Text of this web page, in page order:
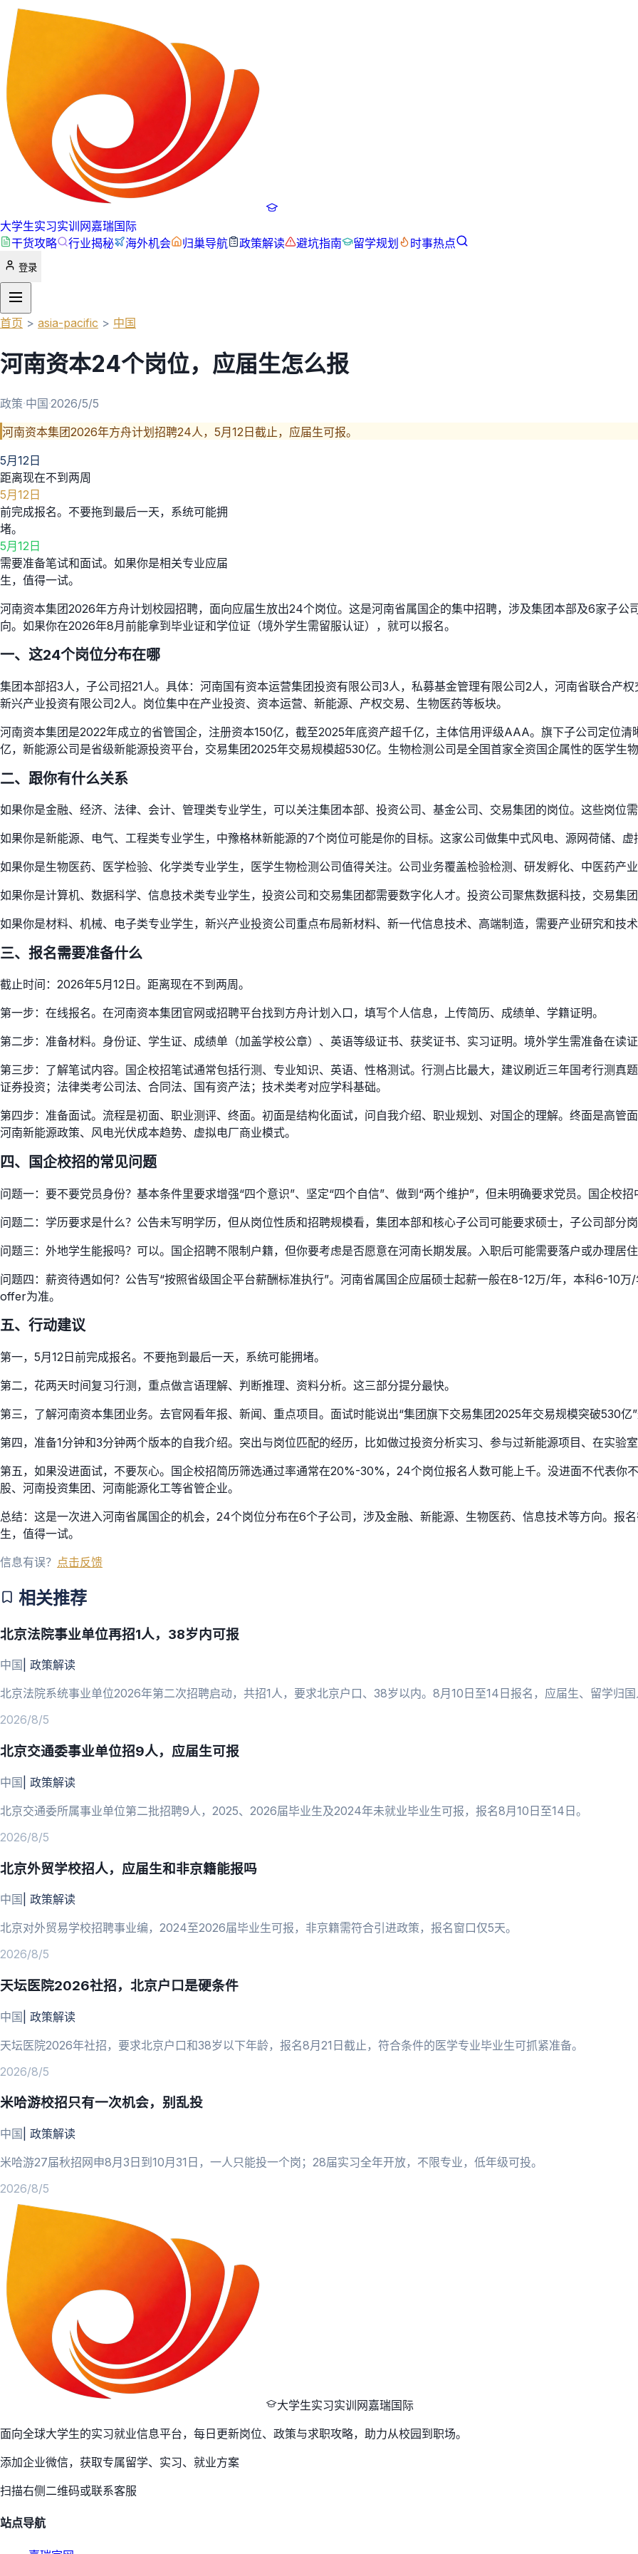
大学生实习实训网嘉瑞国际
干货攻略
行业揭秘 海外机会 归巢导航 政策解读 避坑指南 留学规划 时事热点
登录
首页 > asia-pacific > 中国
河南资本24个岗位，应届生怎么报
政策·中国·2026/5/5
河南资本集团2026年方舟计划招聘24人，5月12日截止，应届生可报。
5月12日
距离现在不到两周
5月12日
前完成报名。不要拖到最后一天，系统可能拥
堵。
5月12日
需要准备笔试和面试。如果你是相关专业应届
生，值得一试。
河南资本集团2026年方舟计划校园招聘，面向应届生放出24个岗位。这是河南省属国企的集中招聘，涉及集团本部及6家子公
向。如果你在2026年8月前能拿到毕业证和学位证（境外学生需留服认证），就可以报名。
一、这24个岗位分布在哪
集团本部招3人，子公司招21人。具体：河南国有资本运营集团投资有限公司3人，私募基金管理有限公司2人，河南省联合产
新兴产业投资有限公司2人。岗位集中在产业投资、资本运营、新能源、产权交易、生物医药等板块。
河南资本集团是2022年成立的省管国企，注册资本150亿，截至2025年底资产超千亿，主体信用评级AAA。旗下子公司定位
亿，新能源公司是省级新能源投资平台，交易集团2025年交易规模超530亿。生物检测公司是全国首家全资国企属性的医学生物
二、跟你有什么关系
如果你是金融、经济、法律、会计、管理类专业学生，可以关注集团本部、投资公司、基金公司、交易集团的岗位。这些岗位
如果你是新能源、电气、工程类专业学生，中豫格林新能源的7个岗位可能是你的目标。这家公司做集中式风电、源网荷储、虚
如果你是生物医药、医学检验、化学类专业学生，医学生物检测公司值得关注。公司业务覆盖检验检测、研发孵化、中医药产
如果你是计算机、数据科学、信息技术类专业学生，投资公司和交易集团都需要数字化人才。投资公司聚焦数据科技，交易集团
如果你是材料、机械、电子类专业学生，新兴产业投资公司重点布局新材料、新一代信息技术、高端制造，需要产业研究和技术
三、报名需要准备什么
截止时间：2026年5月12日。距离现在不到两周。
第一步：在线报名。在河南资本集团官网或招聘平台找到方舟计划入口，填写个人信息，上传简历、成绩单、学籍证明。
第二步：准备材料。身份证、学生证、成绩单（加盖学校公章）、英语等级证书、获奖证书、实习证明。境外学生需准备在读证
第三步：了解笔试内容。国企校招笔试通常包括行测、专业知识、英语、性格测试。行测占比最大，建议刷近三年国考行测真
证券投资；法律类考公司法、合同法、国有资产法；技术类考对应学科基础。
第四步：准备面试。流程是初面、职业测评、终面。初面是结构化面试，问自我介绍、职业规划、对国企的理解。终面是高管
河南新能源政策、风电光伏成本趋势、虚拟电厂商业模式。
四、国企校招的常见问题
问题一：要不要党员身份？基本条件里要求增强“四个意识”、坚定“四个自信”、做到“两个维护”，但未明确要求党员。国企校招
问题二：学历要求是什么？公告未写明学历，但从岗位性质和招聘规模看，集团本部和核心子公司可能要求硕士，子公司部分
问题三：外地学生能报吗？可以。国企招聘不限制户籍，但你要考虑是否愿意在河南长期发展。入职后可能需要落户或办理居住
问题四：薪资待遇如何？公告写“按照省级国企平台薪酬标准执行”。河南省属国企应届硕士起薪一般在8-12万/年，本科6-10
offer为准。
五、行动建议
第一，5月12日前完成报名。不要拖到最后一天，系统可能拥堵。
第二，花两天时间复习行测，重点做言语理解、判断推理、资料分析。这三部分提分最快。
第三，了解河南资本集团业务。去官网看年报、新闻、重点项目。面试时能说出“集团旗下交易集团2025年交易规模突破530亿”
第四，准备1分钟和3分钟两个版本的自我介绍。突出与岗位匹配的经历，比如做过投资分析实习、参与过新能源项目、在实验室
第五，如果没进面试，不要灰心。国企校招简历筛选通过率通常在20%-30%，24个岗位报名人数可能上千。没进面不代表你
股、河南投资集团、河南能源化工等省管企业。
总结：这是一次进入河南省属国企的机会，24个岗位分布在6个子公司，涉及金融、新能源、生物医药、信息技术等方向。报
生，值得一试。
信息有误？ 点击反馈
相关推荐
北京法院事业单位再招1人，38岁内可报
中国 政策解读
北京法院系统事业单位2026年第二次招聘启动，共招1人，要求北京户口、38岁以内。8月10日至14日报名，应届生、留学归国
2026/8/5
北京交通委事业单位招9人，应届生可报
中国 政策解读
北京交通委所属事业单位第二批招聘9人，2025、2026届毕业生及2024年未就业毕业生可报，报名8月10日至14日。
2026/8/5
北京外贸学校招人，应届生和非京籍能报吗
中国 政策解读
北京对外贸易学校招聘事业编，2024至2026届毕业生可报，非京籍需符合引进政策，报名窗口仅5天。
2026/8/5
天坛医院2026社招，北京户口是硬条件
中国 政策解读
天坛医院2026年社招，要求北京户口和38岁以下年龄，报名8月21日截止，符合条件的医学专业毕业生可抓紧准备。
2026/8/5
米哈游校招只有一次机会，别乱投
中国 政策解读
米哈游27届秋招网申8月3日到10月31日，一人只能投一个岗；28届实习全年开放，不限专业，低年级可投。
2026/8/5
大学生实习实训网嘉瑞国际
面向全球大学生的实习就业信息平台，每日更新岗位、政策与求职攻略，助力从校园到职场。
添加企业微信，获取专属留学、实习、就业方案
扫描右侧二维码或联系客服
站点导航